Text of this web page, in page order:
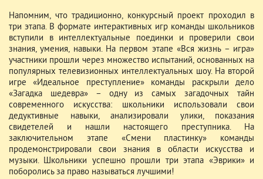
Напомним, что традиционно, конкурсный проект проходил в
три этапа. В формате интерактивных игр команды школьников
вступили в интеллектуальные поединки и проверили свои
знания, умения, навыки. На первом этапе «Вся жизнь – игра»
участники прошли через множество испытаний, основанных на
популярных телевизионных интеллектуальных шоу. На второй
игре «Идеальное преступление» команды раскрыли дело
«Загадка шедевра» – одну из самых загадочных тайн
современного искусства: школьники использовали свои
дедуктивные навыки, анализировали улики, показания
свидетелей и нашли настоящего преступника. На
заключительном этапе «Смени пластинку» команды
продемонстрировали свои знания в области искусства и
музыки. Школьники успешно прошли три этапа «Эврики» и
поборолись за право называться лучшими!